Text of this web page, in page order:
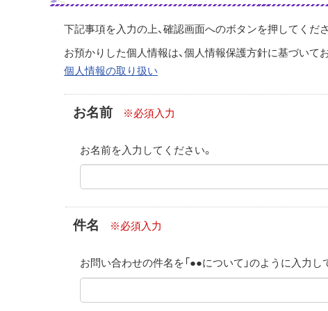
下記事項を入力の上、確認画面へのボタンを押してくださ
お預かりした個人情報は、個人情報保護方針に基づいて
個人情報の取り扱い
お名前 ※必須入力
お名前を入力してください。
件名 ※必須入力
お問い合わせの件名を「●●について」のように入力し